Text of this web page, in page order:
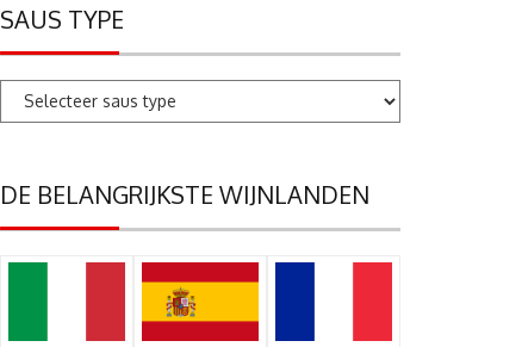
SAUS TYPE
DE BELANGRIJKSTE WIJNLANDEN